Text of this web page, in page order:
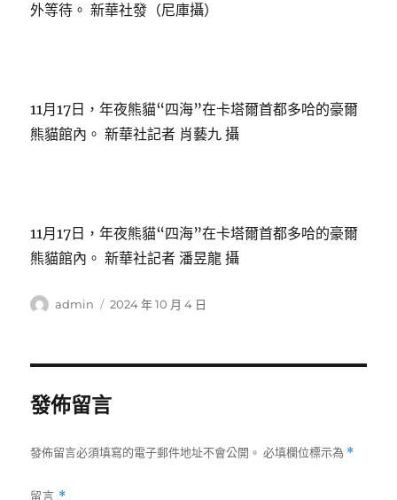
外等待。 新華社發（尼庫攝）
11月17日，年夜熊貓“四海”在卡塔爾首都多哈的豪爾
熊貓館內。 新華社記者 肖藝九 攝
11月17日，年夜熊貓“四海”在卡塔爾首都多哈的豪爾
熊貓館內。 新華社記者 潘昱龍 攝
作
admin
發
2024 年 10 月 4 日
發佈留言
發佈留言必須填寫的電子郵件地址不會公開。 必填欄位標示為 *
留言 *